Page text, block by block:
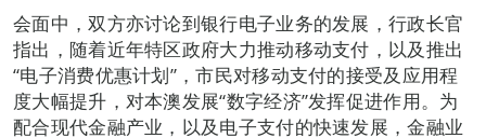
会面中，双方亦讨论到银行电子业务的发展，行政长官
指出，随着近年特区政府大力推动移动支付，以及推出
“电子消费优惠计划”，市民对移动支付的接受及应用程
度大幅提升，对本澳发展“数字经济”发挥促进作用。为
配合现代金融产业，以及电子支付的快速发展，金融业